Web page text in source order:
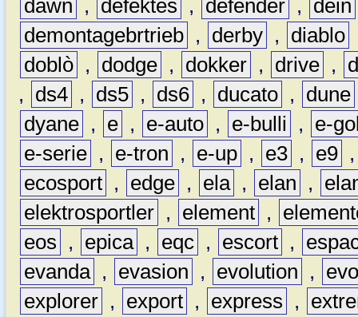
dawn , defektes , defender , dein
demontagebrtrieb , derby , diablo
doblò , dodge , dokker , drive ,
,
ds4 , ds5 , ds6 , ducato , dune
dyane , e , e-auto , e-bulli ,
e-
e-serie , e-tron , e-up , e3 , e9
ecosport , edge , ela , elan ,
elektrosportler , element ,
eos
, epica , eqc , escort ,
evanda , evasion , evolution ,
explorer , export , express ,